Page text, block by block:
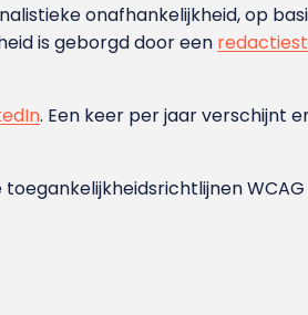
onafhankelijkheid, op
is geborgd door een
. Een keer per jaar verschijnt
WCAG